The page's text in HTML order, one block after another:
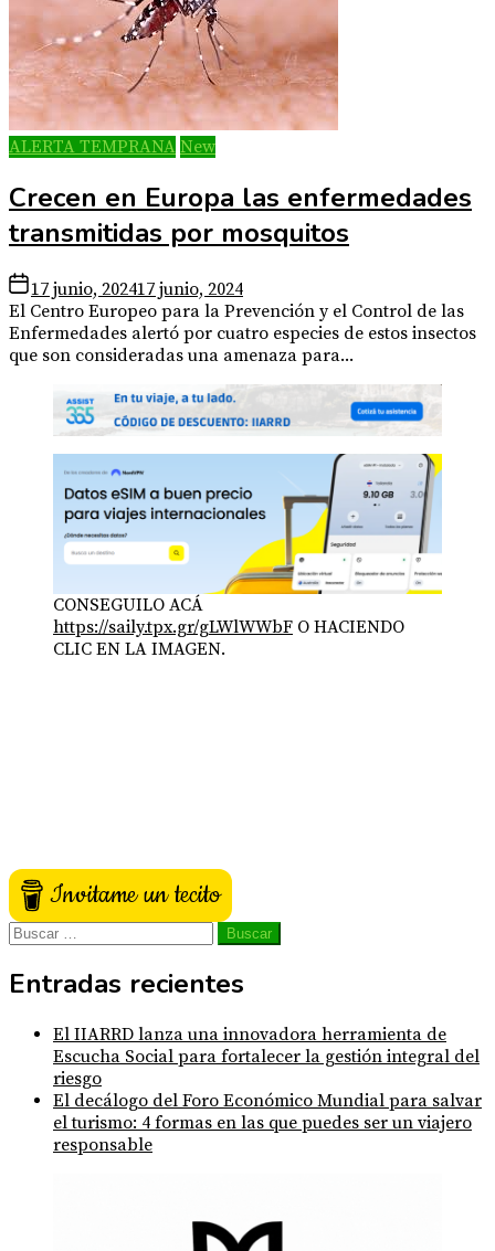
ALERTA TEMPRANA New
Crecen en Europa las enfermedades
transmitidas por mosquitos
17 junio, 202417 junio, 2024
El Centro Europeo para la Prevención y el Control de las
Enfermedades alertó por cuatro especies de estos insectos
que son consideradas una amenaza para...
CONSEGUILO ACÁ
https://saily.tpx.gr/gLWlWWbF O HACIENDO
CLIC EN LA IMAGEN.
Invitame un tecito
Buscar:
Entradas recientes
El IIARRD lanza una innovadora herramienta de
Escucha Social para fortalecer la gestión integral del
riesgo
El decálogo del Foro Económico Mundial para salvar
el turismo: 4 formas en las que puedes ser un viajero
responsable